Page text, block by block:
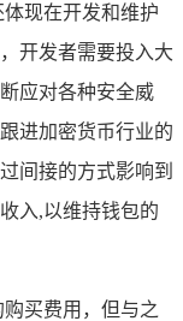
现在开发和维护
开发者需要投入大
应对各种安全威
进加密货币行业的
间接的方式影响到
入,以维持钱包的
买费用，但与之